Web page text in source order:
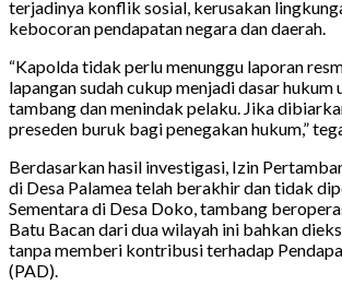
terjadinya konflik sosial, kerusakan
kebocoran pendapatan negara dan daerah.
“Kapolda tidak perlu menunggu laporan
lapangan sudah cukup menjadi dasar hukum
tambang dan menindak pelaku. Jika
preseden buruk bagi penegakan hukum,”
Berdasarkan hasil investigasi, Izin
di Desa Palamea telah berakhir dan tidak
Sementara di Desa Doko, tambang
Batu Bacan dari dua wilayah ini bahkan
tanpa memberi kontribusi terhadap
(PAD).